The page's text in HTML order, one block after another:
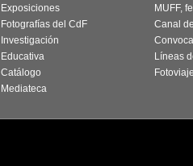
Exposiciones
Fotografías del CdF
Investigación
Educativa
Catálogo
Mediateca
MUFF,
Canal
Líneas